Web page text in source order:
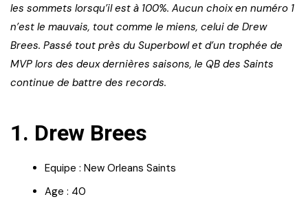
les sommets lorsqu’il est à 100%. Aucun choix en numéro 1
n’est le mauvais, tout comme le miens, celui de Drew
Brees. Passé tout près du Superbowl et d’un trophée de
MVP lors des deux dernières saisons, le QB des Saints
continue de battre des records.
1. Drew Brees
Equipe : New Orleans Saints
Age : 40